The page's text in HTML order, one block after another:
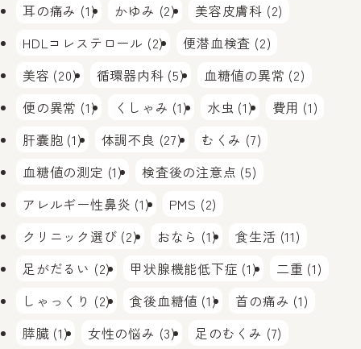
耳の痛み (1)
かゆみ (2)
美容皮膚科 (2)
HDLコレステロール (2)
便潜血検査 (2)
美容 (20)
循環器内科 (5)
血糖値の異常 (2)
便の異常 (1)
くしゃみ (1) 水虫 (1)
費用 (1)
肝嚢胞 (1)
体調不良 (27)
むくみ (7)
血糖値の測定 (1)
検査後の注意点 (5)
アレルギー性鼻炎 (1)
PMS (2)
クリニック選び (2)
おなら (1)
食生活 (11)
足がだるい (2)
甲状腺機能低下症 (1)
二重 (1)
しゃっくり (2)
食後血糖値 (1)
首の痛み (1)
膵臓 (1)
女性の悩み (3) 足のむくみ (7)